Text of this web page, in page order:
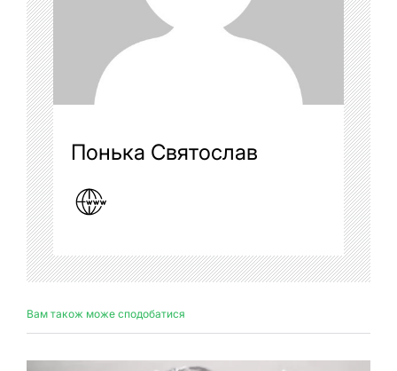
Понька Святослав
Вам також може сподобатися